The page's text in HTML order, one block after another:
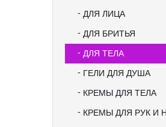
ДЛЯ ЛИЦА
ДЛЯ БРИТЬЯ
ДЛЯ ТЕЛА
ГЕЛИ ДЛЯ ДУША
КРЕМЫ ДЛЯ ТЕЛА
КРЕМЫ ДЛЯ РУК И